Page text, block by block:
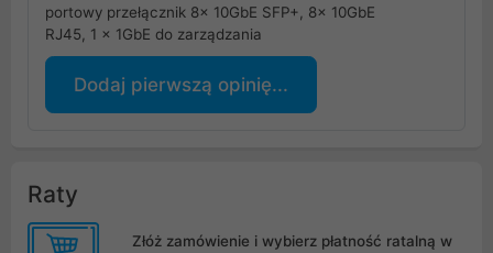
portowy przełącznik 8x 10GbE SFP+, 8x 10GbE
RJ45, 1 x 1GbE do zarządzania
Dodaj pierwszą opinię...
Raty
Złóż zamówienie i wybierz płatność ratalną w